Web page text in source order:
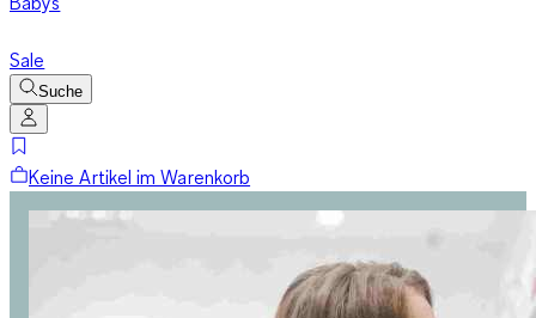
Sale
Suche
Keine Artikel im Warenkorb